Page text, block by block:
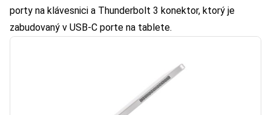
porty na klávesnici a Thunderbolt 3 konektor, ktorý je
zabudovaný v USB-C porte na tablete.